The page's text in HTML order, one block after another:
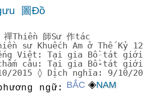
圖Đồ
禪Thiền 師Sư 作tác
sư Khuếch Am ở Thế Kỷ 12
Việt: Tại gia Bồ - tát giới
câu: Tại gia Bồ-tát giới
2015 ◊ Dịch nghĩa: 9/10/
ngữ: BẮC ◈NAM